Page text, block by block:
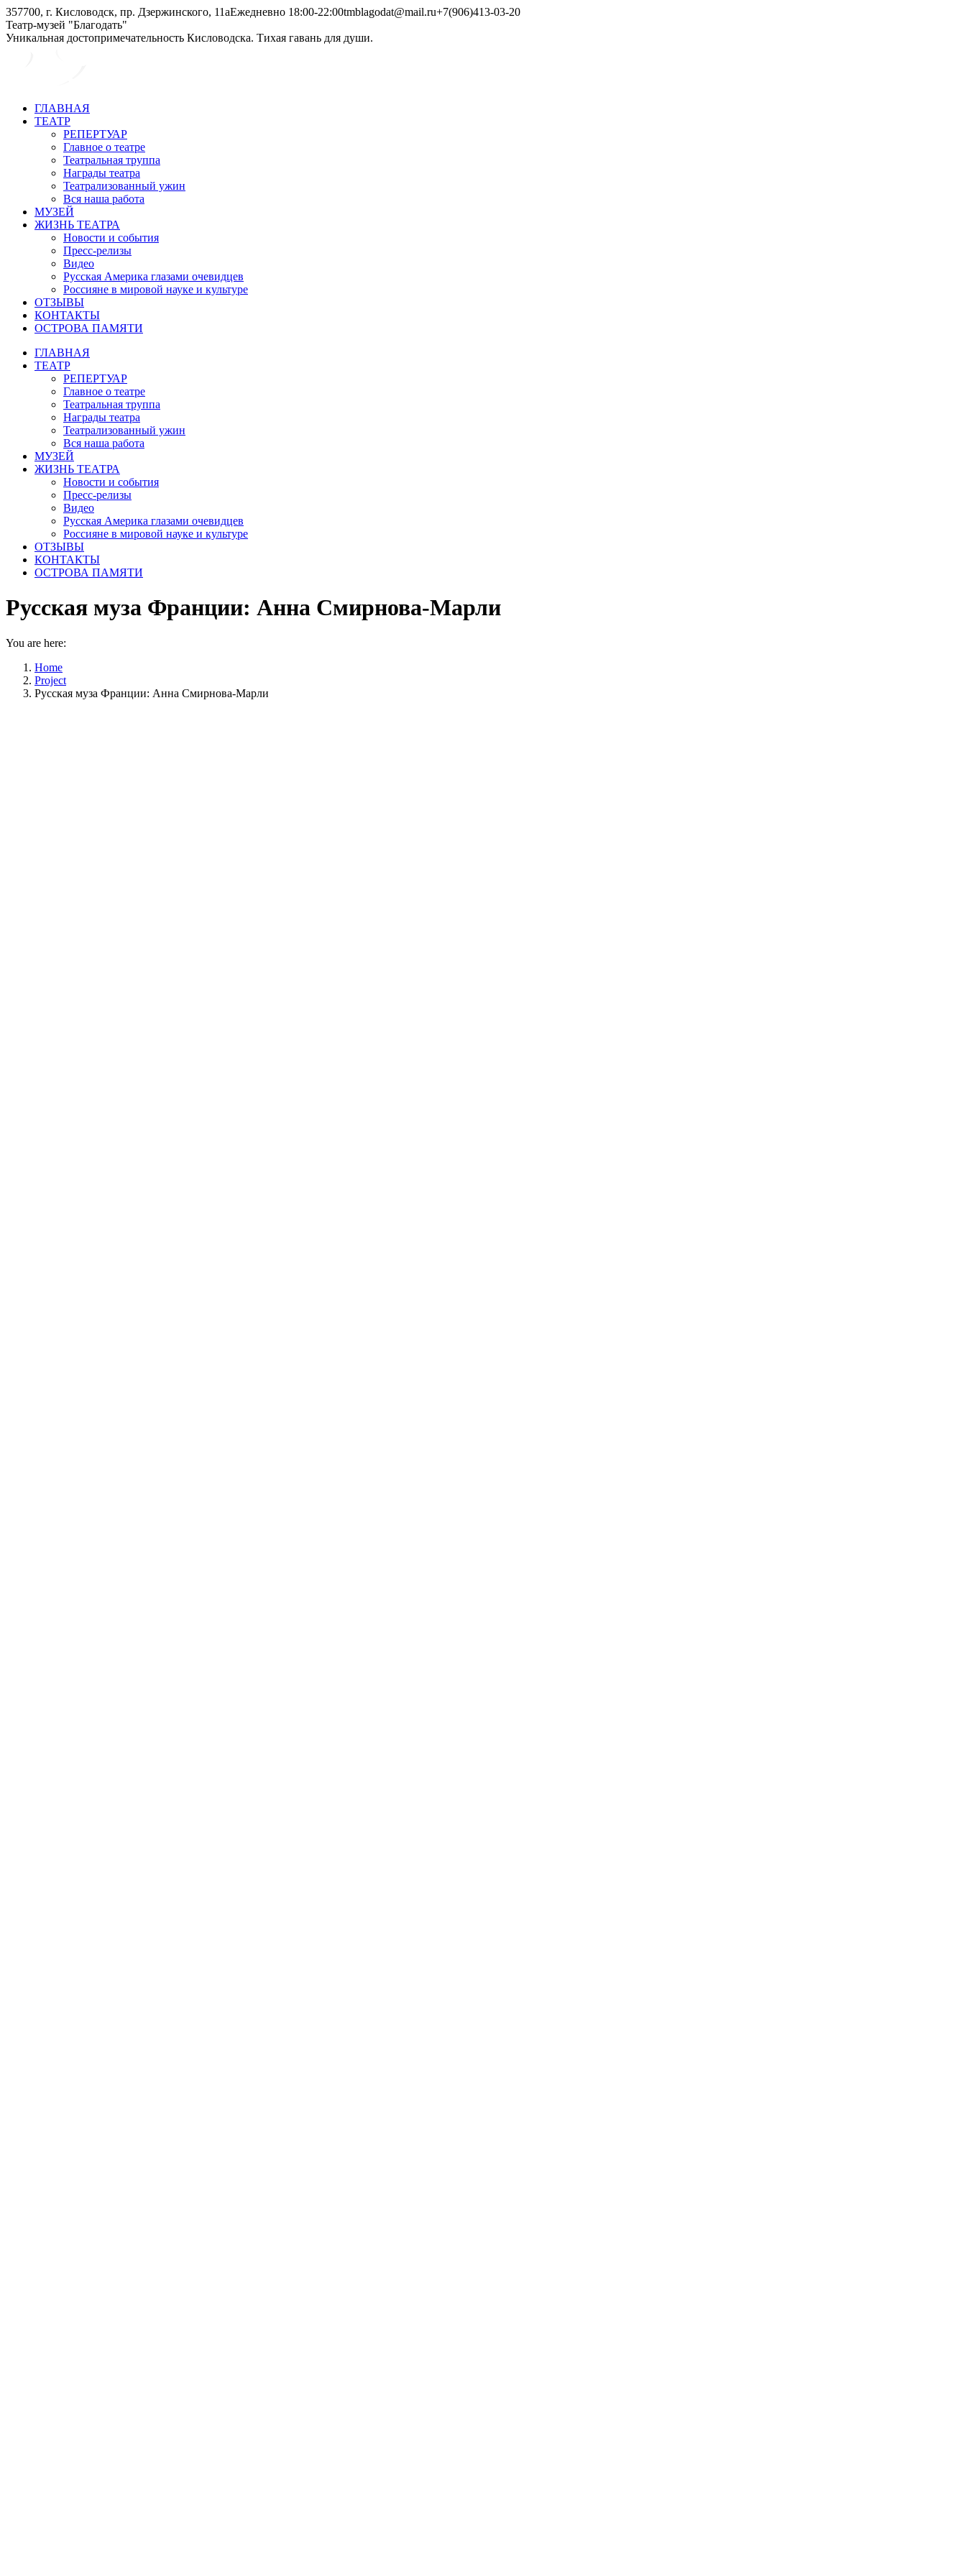
Skip
to
content
357700, г. Кисловодск, пр. Дзержинского, 11аЕжедневно 18:00-22:00tmblagodat@mail.ru+7(906)413-03-20
Instagram
page
Telegram
page
Театр-музей "Благодать"
Уникальная достопримечательность Кисловодска. Тихая гавань для души.
ГЛАВНАЯ
ТЕАТР
РЕПЕРТУАР
Главное о театре
Театральная труппа
Награды театра
Театрализованный ужин
Вся наша работа
МУЗЕЙ
ЖИЗНЬ ТЕАТРА
Новости и события
Пресс-релизы
Видео
Русская Америка глазами очевидцев
Россияне в мировой науке и культуре
ОТЗЫВЫ
КОНТАКТЫ
ОСТРОВА ПАМЯТИ
ГЛАВНАЯ
ТЕАТР
РЕПЕРТУАР
Главное о театре
Театральная труппа
Награды театра
Театрализованный ужин
Вся наша работа
МУЗЕЙ
ЖИЗНЬ ТЕАТРА
Новости и события
Пресс-релизы
Видео
Русская Америка глазами очевидцев
Россияне в мировой науке и культуре
ОТЗЫВЫ
КОНТАКТЫ
ОСТРОВА ПАМЯТИ
Русская муза Франции: Анна Смирнова-Марли
You are here:
Home
Project
Русская муза Франции: Анна Смирнова-Марли